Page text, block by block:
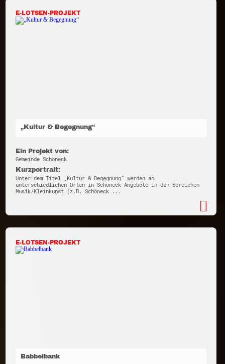
E-LOTSEN-PROJEKT
„Kultur & Begegnung“
Ein Projekt von:
Gemeinde Schöneck
Kurzportrait:
Unter dem Titel „Kultur & Begegnung“ werden an
unterschiedlichen Orten in Schöneck Angebote in den Bereichen
Musik/Kleinkunst (z.B. Schöneck ...
E-LOTSEN-PROJEKT
Babbelbank